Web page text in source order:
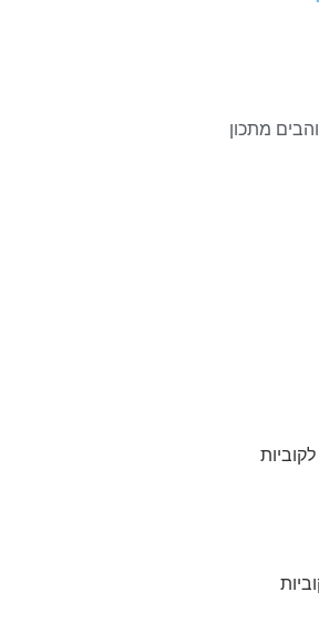
מתכון